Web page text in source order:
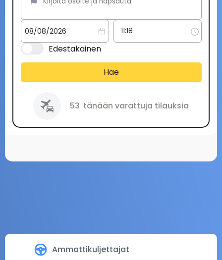
Ammattikuljettajat
Edestakainen
Hae
53 tänään varattuja tilauksia